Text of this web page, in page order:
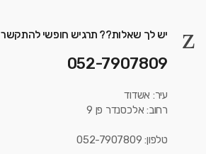
יש לך שאלות?? תרגיש חופשי להתקשר
052-7907809
עיר: אשדוד
רחוב: אלכסנדר פן 9
טלפון: 052-7907809